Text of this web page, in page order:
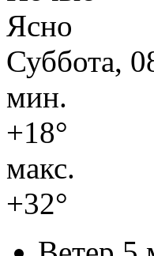
Ясно
Суббота,
мин.
+18°
макс.
+32°